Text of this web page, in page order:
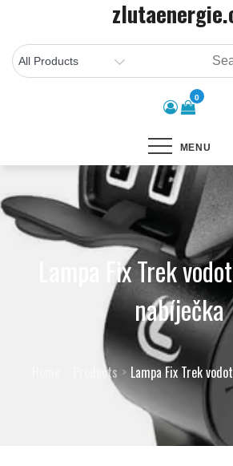
content
0
MENU
Lampa Fix Trek
nabíječka
Products Lampa Fix Trek